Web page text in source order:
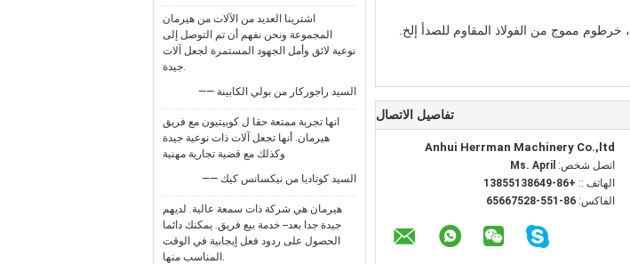
اشترينا العديد من الآلات من هيرمان
المجموعة ونحن نفهم أن تم التوصل إلى
نوعية لائق وأمل الجهود المستمرة لجعل آلات
جيدة.
—— السيد راجوركار من بولي الكابينة
انها تجربة ممتعة حقا ل كوبيتيون مع فريق
هيرمان. أنها تجعل آلات ذات نوعية جيدة
وكذلك مع قضية تجارية مهنية
—— السيد كوتاديا من نيكسانس كيك
هيرمان هي شركة ذات سمعة عالية. لديهم
جيدة جدا بعد-- خدمة بيع فريق. يمكنك دائما
الحصول على ردود فعل إيجابية في الوقت
المناسب منها.
تفاصيل الاتصال
Anhui Herrman Machinery Co.,ltd
اتصل شخص: Ms. April
الهاتف :: +86-13855138649
الفاكس: 86-551-65667528